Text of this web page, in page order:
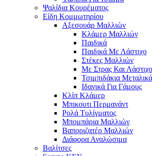
Ψαλίδια Κουρέματος
Είδη Κομμωτηρίου
Αξεσουάρ Μαλλιών
Κλάμερ Μαλλιών
Παιδικά
Παιδικά Με Λάστιχο
Στέκες Μαλλιών
Με Στρας Και Λάστιχο
Τσιμπιδάκια
Ιδανικά Για Γάμους
Κλίπ Κλάμερ
Μπικουτι Περμανάντ
Ρολά Τυλίγματος
Μπομπάρια Μαλλιών
Βαποριζατέρ Μαλλιών
Διάφορα Αναλώσιμα
Βαλίτσες